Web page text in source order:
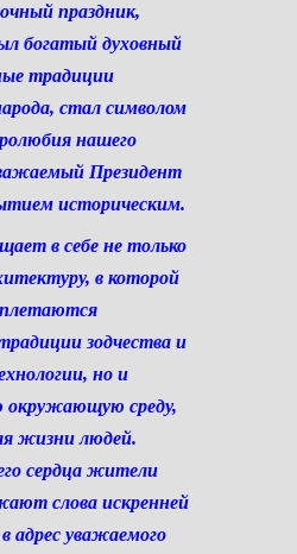
праздник,
богатый духовный
традиции
стал символом
нашего
Президент
историческим.
в себе не только
в которой
зодчества и
но и
окружающую среду,
жизни людей.
сердца жители
слова искренней
адрес уважаемого